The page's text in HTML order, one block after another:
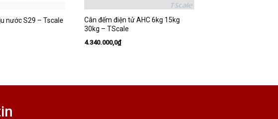
nước S29 – Tscale
Cân đếm điện tử AHC 6kg 15kg
30kg – TScale
4.340.000,0₫